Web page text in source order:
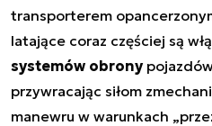
transporterem
latające coraz częściej są
systemów obrony
przywracając siłom
manewru w warunkach